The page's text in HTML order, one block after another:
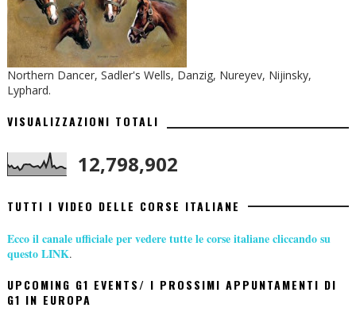
Northern Dancer, Sadler's Wells, Danzig, Nureyev, Nijinsky,
Lyphard.
VISUALIZZAZIONI TOTALI
12,798,902
TUTTI I VIDEO DELLE CORSE ITALIANE
Ecco il canale ufficiale per vedere tutte le corse italiane cliccando su
questo LINK.
UPCOMING G1 EVENTS/ I PROSSIMI APPUNTAMENTI DI
G1 IN EUROPA